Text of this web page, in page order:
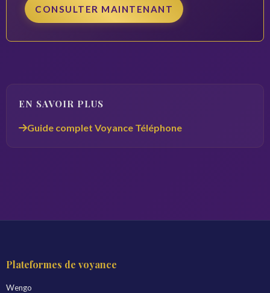
CONSULTER MAINTENANT
EN SAVOIR PLUS
Guide complet Voyance Téléphone
Plateformes de voyance
Wengo